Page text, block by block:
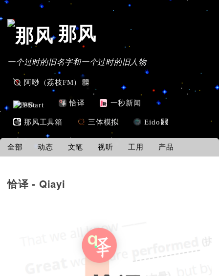
那风
一个过时的旧名字和一个过时的旧人物
阿唦（荔枝FM）
#Start 恰译 一秒新闻
那风工具箱 三体模拟 Eido
全部 动态 文笔 视听 工用 产品
恰译 - Qiayi